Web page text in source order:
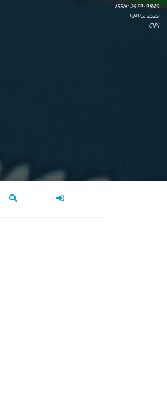
ISSN: 2959-9849
RNPS: 2529
CIPI